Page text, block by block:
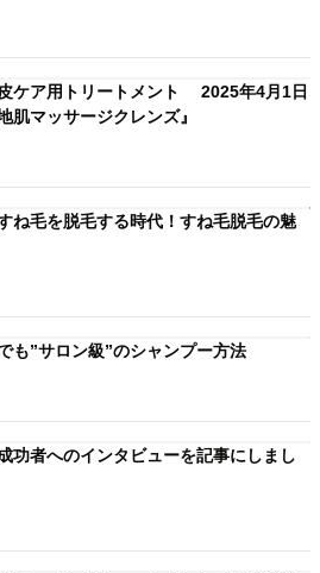
ケア用トリートメント 2025年4月1日
マッサージクレンズ』
ね毛を脱毛する時代！すね毛脱毛の魅
も”サロン級”のシャンプー方法
功者へのインタビューを記事にしまし